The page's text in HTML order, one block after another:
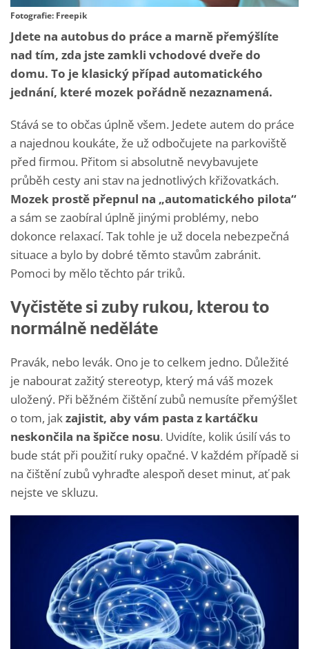
Fotografie: Freepik
Jdete na autobus do práce a marně přemýšlíte
nad tím, zda jste zamkli vchodové dveře do
domu. To je klasický případ automatického
jednání, které mozek pořádně nezaznamená.
Stává se to občas úplně všem. Jedete autem do práce
a najednou koukáte, že už odbočujete na parkoviště
před firmou. Přitom si absolutně nevybavujete
průběh cesty ani stav na jednotlivých křižovatkách.
Mozek prostě přepnul na „automatického pilota“
a sám se zaobíral úplně jinými problémy, nebo
dokonce relaxací. Tak tohle je už docela nebezpečná
situace a bylo by dobré těmto stavům zabránit.
Pomoci by mělo těchto pár triků.
Vyčistěte si zuby rukou, kterou to
normálně neděláte
Pravák, nebo levák. Ono je to celkem jedno. Důležité
je nabourat zažitý stereotyp, který má váš mozek
uložený. Při běžném čištění zubů nemusíte přemýšlet
o tom, jakzajistit, aby vám pasta z kartáčku
neskončila na špičce nosu. Uvidíte, kolik úsilí vás to
bude stát při použití ruky opačné. V každém případě si
na čištění zubů vyhraďte alespoň deset minut, ať pak
nejste ve skluzu.